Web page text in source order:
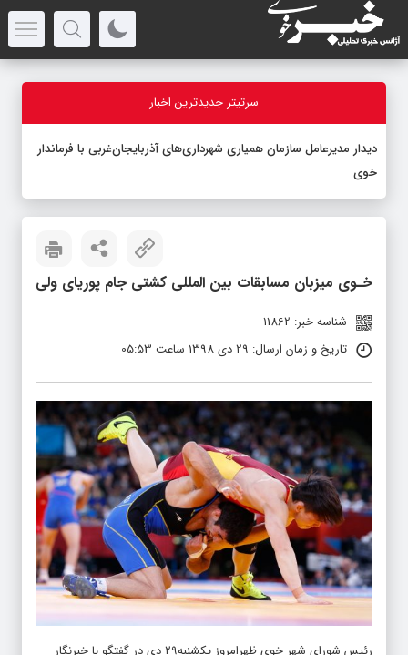
سرتیتر جدیدترین اخبار
دیدار مدیرعامل سازمان همیاری شهرداری‌های آذربایجان‌غربی با فرماندار
خوی
خـوی میزبان مسابقات بین المللی کشتی جام پوریای ولی
شناسه خبر: 11862
تاریخ و زمان ارسال: 29 دی 1398 ساعت 05:53
رئیس شورای شهر خوی ظهرامروز یکشنبه۲۹ دی در گفتگو با خبرنگار